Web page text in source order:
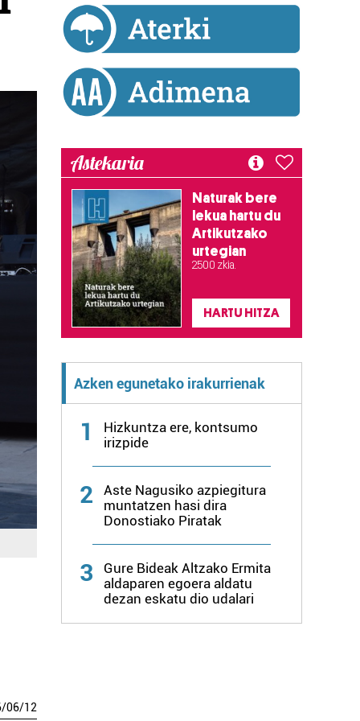
/06/12
Astekaria
Naturak bere
lekua hartu du
Artikutzako
urtegian
2.500 zkia.
HARTU HITZA
Azken egunetako irakurrienak
1
Hizkuntza ere, kontsumo
irizpide
2
Aste Nagusiko azpiegitura
muntatzen hasi dira
Donostiako Piratak
3
Gure Bideak Altzako Ermita
aldaparen egoera aldatu
dezan eskatu dio udalari